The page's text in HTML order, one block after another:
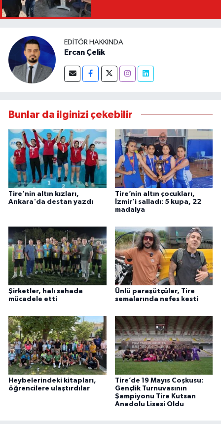
EDITÖR HAKKINDA
Ercan Çelik
Bunlar da ilginizi çekebilir
Tire'nin altın kızları,
Ankara'da destan yazdı
Tire’nin altın çocukları,
İzmir’i salladı: 5 kupa, 22
madalya
Şirketler, halı sahada
mücadele etti
Ünlü paraşütçüler, Tire
semalarında nefes kesti
Heybelerindeki kitapları,
öğrencilere ulaştırdılar
Tire’de 19 Mayıs Coşkusu:
Gençlik Turnuvasının
Şampiyonu Tire Kutsan
Anadolu Lisesi Oldu